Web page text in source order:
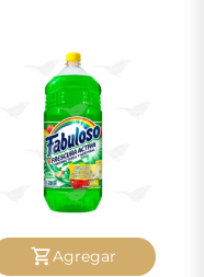
Agregar